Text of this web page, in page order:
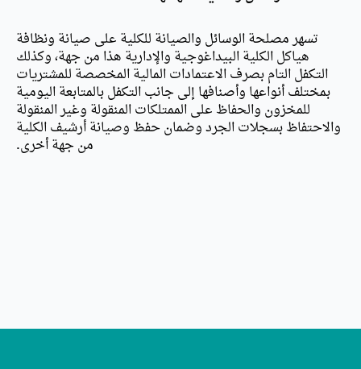
تسهر مصلحة الوسائل والصيانة للكلية على صيانة ونظافة
هياكل الكلية البيداغوجية والإدارية هذا من جهة، وكذلك
التكفل التام بصرف الاعتمادات المالية المخصصة للمشتريات
بمختلف أنواعها وأصنافها إلى جانب التكفل بالمتابعة اليومية
للمخزون والحفاظ على الممتلكات المنقولة وغير المنقولة
والاحتفاظ بسجلات الجرد وضمان حفظ وصيانة أرشيف الكلية
من جهة أخرى.